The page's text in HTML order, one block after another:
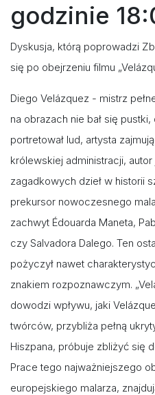
godzinie
Dyskusja, którą poprowadzi
się po obejrzeniu filmu
Diego Velázquez - mistrz
na obrazach nie bał się
portretował lud, artysta
królewskiej administracji,
zagadkowych dzieł w historii
prekursor nowoczesnego
zachwyt Édouarda Maneta,
czy Salvadora Dalego. Ten
pożyczył nawet
znakiem rozpoznawczym.
dowodzi wpływu, jaki
twórców, przybliża pełną
Hiszpana, próbuje zbliżyć się
Prace tego najważniejszego
europejskiego malarza,